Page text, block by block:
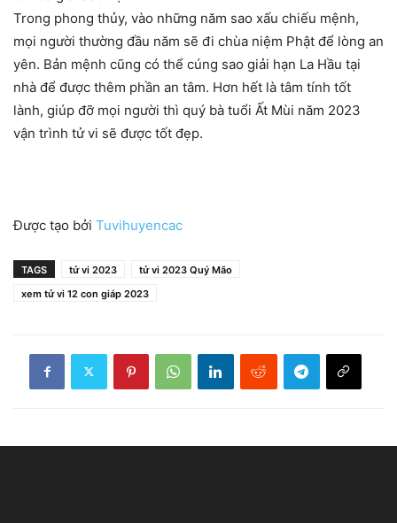
Trong phong thủy, vào những năm sao xấu chiếu mệnh,
mọi người thường đầu năm sẽ đi chùa niệm Phật để lòng an
yên. Bản mệnh cũng có thể cúng sao giải hạn La Hầu tại
nhà để được thêm phần an tâm. Hơn hết là tâm tính tốt
lành, giúp đỡ mọi người thì quý bà tuổi Ất Mùi năm 2023
vận trình tử vi sẽ được tốt đẹp.
Được tạo bởi Tuvihuyencac
TAGS tử vi 2023
tử vi 2023 Quý Mão
xem tử vi 12 con giáp 2023